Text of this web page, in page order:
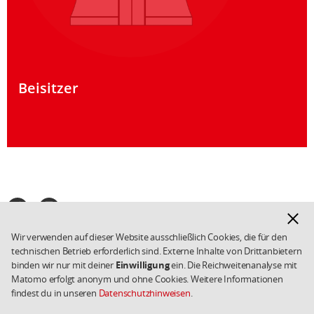
Wir verwenden auf dieser Website ausschließlich Cookies, die für den
technischen Betrieb erforderlich sind. Externe Inhalte von Drittanbietern
binden wir nur mit deiner Einwilligungein. Die Reichweitenanalyse mit
Matomo erfolgt anonym und ohne Cookies. Weitere Informationen
findest du in unseren Datenschutzhinweisen.
Beisitzer
Fußbereich
den
sozialen
Netzwerken
FacebookInstagram
Weiterführende
Links/Kleingedrucktes
Impressum
Kontakt
Datenschutz
Cookies
Copyright 2026 SPD